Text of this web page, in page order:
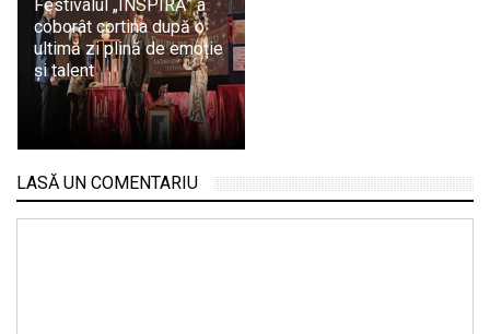
Festivalul „INSPIRĂ” a
coborât cortina după o
ultimă zi plină de emoție
și talent
LASĂ UN COMENTARIU